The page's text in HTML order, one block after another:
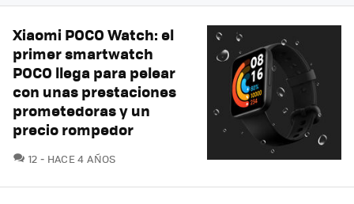
Xiaomi POCO Watch: el
primer smartwatch
POCO llega para pelear
con unas prestaciones
prometedoras y un
precio rompedor
12 COMENTARIOS
HACE 4 AÑOS